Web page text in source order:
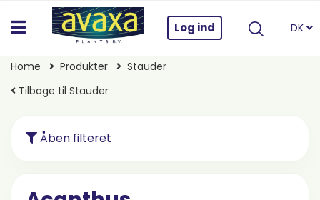
Log ind DK
Home Produkter
Stauder
Tilbage til Stauder
Åben filteret